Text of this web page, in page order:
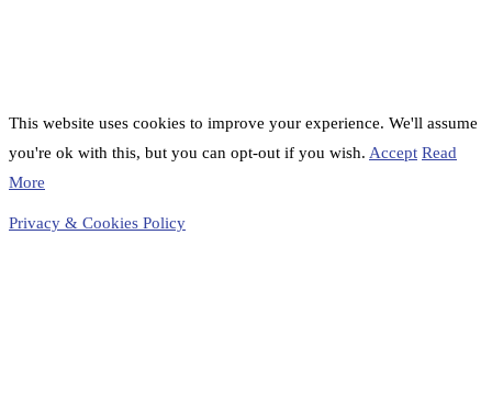
This website uses cookies to improve your experience. We'll assume
you're ok with this, but you can opt-out if you wish. Accept Read
More
Privacy & Cookies Policy